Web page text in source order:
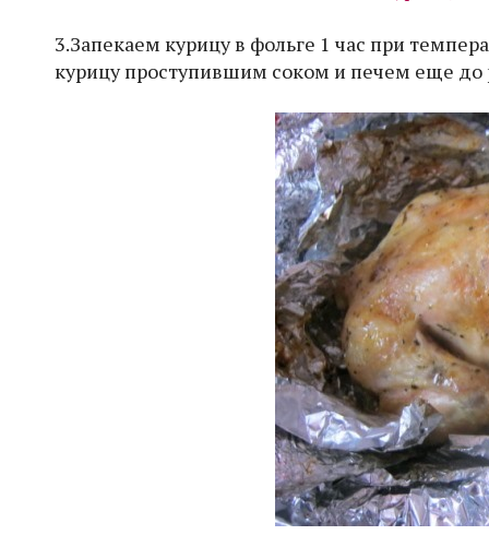
3.Запекаем курицу в фольге 1 час при
курицу проступившим соком и печем еще до